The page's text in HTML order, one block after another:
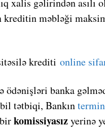
xalis gəlirindən asılı
kreditin məbləği
krediti online
banka
tətbiqi, Bankın
komissiyasızyerinə